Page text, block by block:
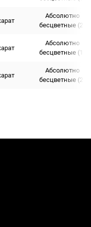
Абсолютно
бесцветные (2)
Абсолютно
бесцветные (1)
Абсолютно
бесцветные (2)